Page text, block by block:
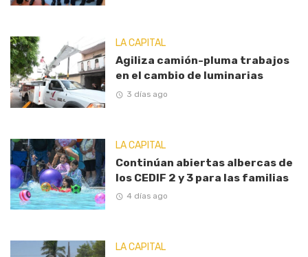
LA CAPITAL
Agiliza camión-pluma trabajos
en el cambio de luminarias
3 días ago
LA CAPITAL
Continúan abiertas albercas de
los CEDIF 2 y 3 para las familias
4 días ago
LA CAPITAL